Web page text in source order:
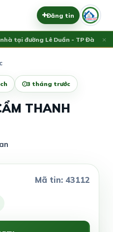
Đăng tin
tại đường Lê Duẩn - TP Đà Nẵng;
×
3 tháng trước
THANH
Mã tin: 43112